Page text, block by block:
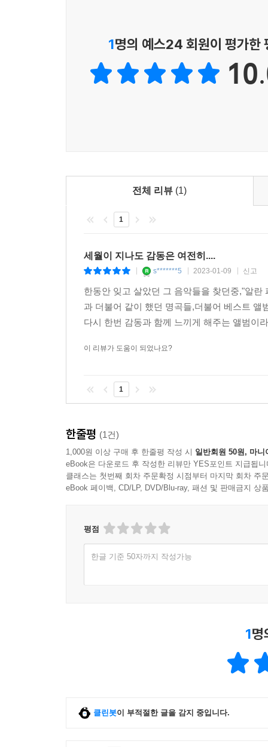
1명의 예스24 회원이 평가한
전체 리뷰 (1)
1
세월이 지나도 감동은 여전히....
s*******5 2023-01-09 신고
한동안 잊고 살았던 그 음악들을 찾던중,"알
과 더불어 같이 했던 명곡들,더불어 베스트
다시 한번 감동과 함께 느끼게 해주는 앨범이
이 리뷰가 도움이 되었나요?
1
한줄평 (1건)
1,000원 이상 구매 후 한줄평 작성 시 일반회원 50원, 마니
eBook은 다운로드 후 작성한 리뷰만 YES포인트 지급됩니
클래스는 첫번째 회차 주문확정 시점부터 마지막 회차 주
eBook 페이백, CD/LP, DVD/Blu-ray, 패션 및 판매금지 상
평점
한글 기준 50자까지 작성가능
1명
클린봇이 부적절한 글을 감지 중입니다.